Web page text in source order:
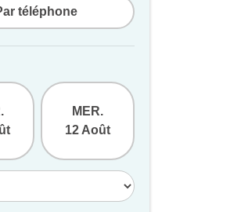
téléphone
MER.
12 Août